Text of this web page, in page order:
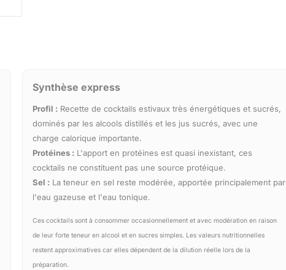
Synthèse express
Profil : Recette de cocktails estivaux très énergétiques et sucrés,
dominés par les alcools distillés et les jus sucrés, avec une
charge calorique importante.
Protéines : L'apport en protéines est quasi inexistant, ces
cocktails ne constituent pas une source protéique.
Sel : La teneur en sel reste modérée, apportée principalement par
l'eau gazeuse et l'eau tonique.
Ces cocktails sont à consommer occasionnellement et avec modération en raison
de leur forte teneur en alcool et en sucres simples. Les valeurs nutritionnelles
restent approximatives car elles dépendent de la dilution réelle lors de la
préparation.